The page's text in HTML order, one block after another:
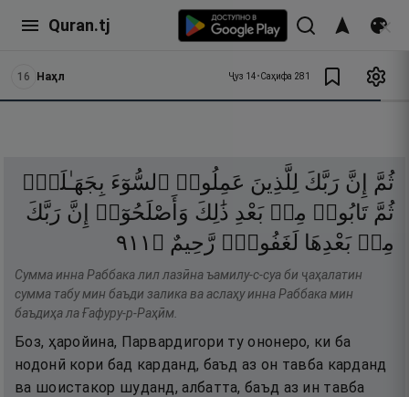
Quran.tj
16 Наҳл Ҷуз 14•Саҳифа 281
ثُمَّ إِنَّ رَبَّكَ لِلَّذِينَ عَمِلُوا۟ ٱلسُّوٓءَ بِجَهَـٰلَةٍۢ
ثُمَّ تَابُوا۟ مِنۢ بَعْدِ ذَٰلِكَ وَأَصْلَحُوٓا۟ إِنَّ رَبَّكَ
مِنۢ بَعْدِهَا لَغَفُورٌۭ رَّحِيمٌ ۝ ١١٩
Сумма инна Раббака лил лазӣна ъамилу-с-суа би ҷаҳалатин
сумма табу мин баъди залика ва аслаҳу инна Раббака мин
баъдиҳа ла Ғафуру-р-Раҳӣм.
Боз, ҳаройина, Парвардигори ту ононеро, ки ба
нодонӣ кори бад карданд, баъд аз он тавба карданд
ва шоистакор шуданд, албатта, баъд аз ин тавба